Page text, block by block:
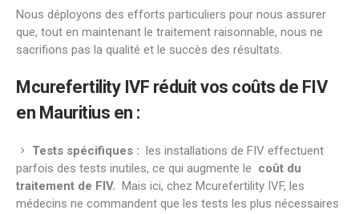
Nous déployons des efforts particuliers pour nous assurer
que, tout en maintenant le traitement raisonnable, nous ne
sacrifions pas la qualité et le succès des résultats.
Mcurefertility IVF réduit vos coûts de FIV
en Mauritius en :
Tests spécifiques :
les installations de FIV effectuent
parfois des tests inutiles, ce qui augmente le coût du
traitement de FIV.
Mais ici, chez Mcurefertility IVF, les
médecins ne commandent que les tests les plus nécessaires